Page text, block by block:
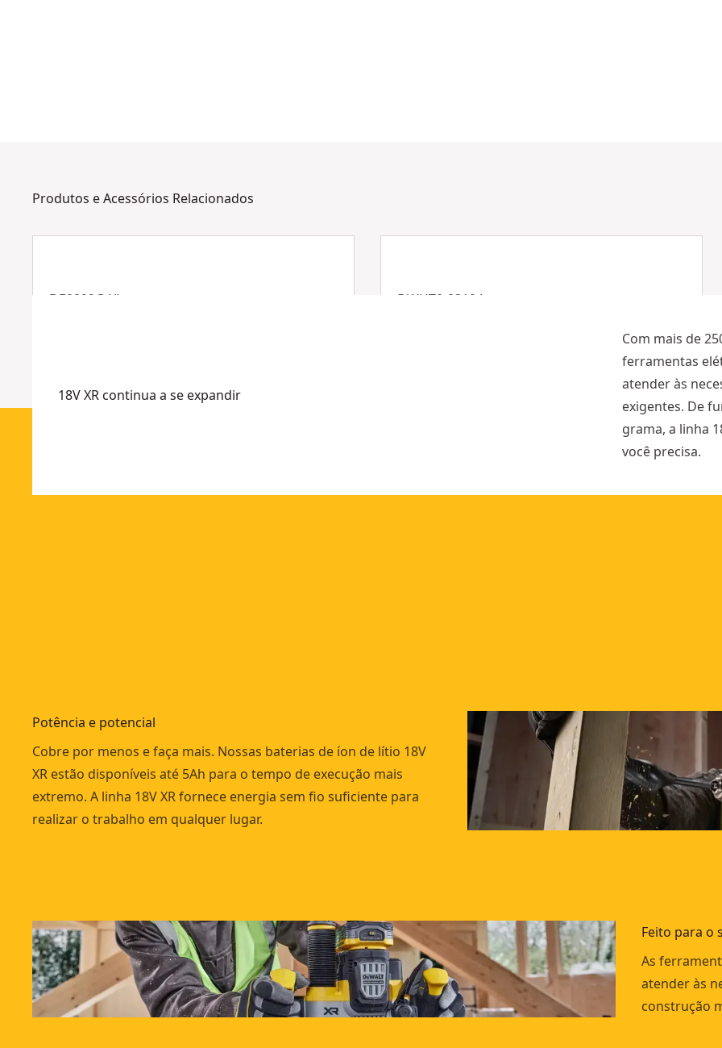
Produtos e Acessórios Relacionados
DE0892G-XJ
DWHT0-83194
18V XR continua a se expandir
Com mais de
ferramentas
atender às
exigentes. De
grama, a linha
você precisa.
Potência e potencial
Cobre por menos e faça mais. Nossas baterias de íon de lítio 18V
XR estão disponíveis até 5Ah para o tempo de execução mais
extremo. A linha 18V XR fornece energia sem fio suficiente para
realizar o trabalho em qualquer lugar.
Feito para o
As
atender às
construção